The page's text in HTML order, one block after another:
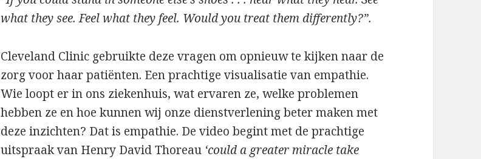
what they see. Feel what they feel. Would you treat them differently?”.
Cleveland Clinic gebruikte deze vragen om opnieuw te kijken naar de
zorg voor haar patiënten. Een prachtige visualisatie van empathie.
Wie loopt er in ons ziekenhuis, wat ervaren ze, welke problemen
hebben ze en hoe kunnen wij onze dienstverlening beter maken met
deze inzichten? Dat is empathie. De video begint met de prachtige
uitspraak van Henry David Thoreau ‘could a greater miracle take